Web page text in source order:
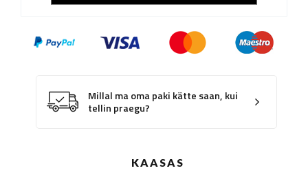
Millal ma oma paki kätte saan, kui
tellin praegu?
KAASAS